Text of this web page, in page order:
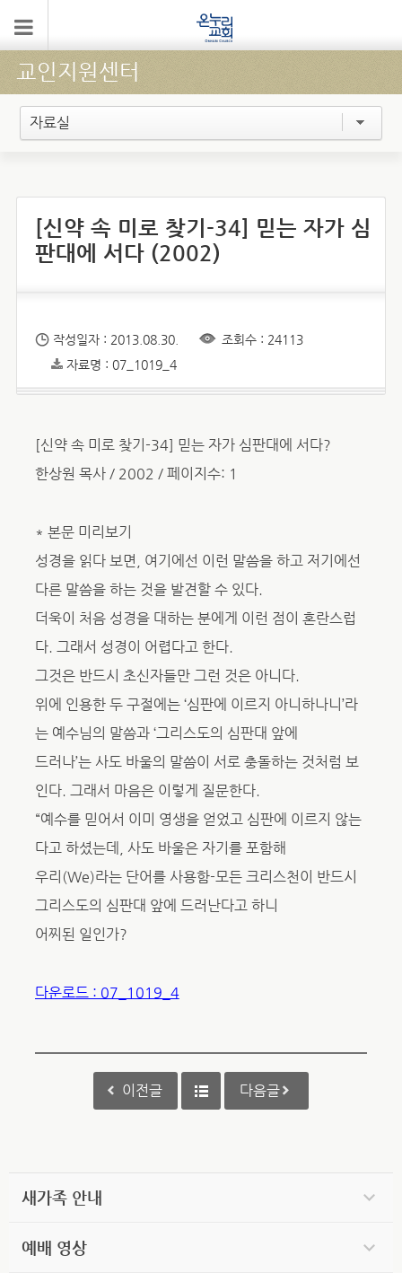
교인지원센터
자료실
[신약 속 미로 찾기-34] 믿는 자가 심
판대에 서다 (2002)
작성일자 : 2013.08.30.
조회수 : 24113
자료명 : 07_1019_4
[신약 속 미로 찾기-34] 믿는 자가 심판대에 서다?
한상원 목사 / 2002 / 페이지수: 1
* 본문 미리보기
성경을 읽다 보면, 여기에선 이런 말씀을 하고 저기에선
다른 말씀을 하는 것을 발견할 수 있다.
더욱이 처음 성경을 대하는 분에게 이런 점이 혼란스럽
다. 그래서 성경이 어렵다고 한다.
그것은 반드시 초신자들만 그런 것은 아니다.
위에 인용한 두 구절에는 ‘심판에 이르지 아니하나니’라
는 예수님의 말씀과 ‘그리스도의 심판대 앞에
드러나’는 사도 바울의 말씀이 서로 충돌하는 것처럼 보
인다. 그래서 마음은 이렇게 질문한다.
“예수를 믿어서 이미 영생을 얻었고 심판에 이르지 않는
다고 하셨는데, 사도 바울은 자기를 포함해
우리(We)라는 단어를 사용함-모든 크리스천이 반드시
그리스도의 심판대 앞에 드러난다고 하니
어찌된 일인가?
다운로드 : 07_1019_4
이전글 다음글
새가족 안내
예배 영상